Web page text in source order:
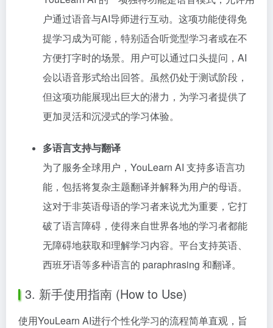
户通过语音与AI导师进行互动。这项功能使得免
提学习成为可能，特别适合听觉型学习者或在不
方便打字时的场景。用户可以通过口头提问，AI
会以语音形式给出回答。虽然仍处于测试阶段，
但这项功能展现出巨大的潜力，为学习者提供了
更加灵活和沉浸式的学习体验。
多语言支持与翻译
为了服务全球用户，YouLearn AI 支持多语言功
能，包括将复杂主题翻译并解释为用户的母语。
这对于非英语母语的学习者来说尤为重要，它打
破了语言障碍，使得来自世界各地的学习者都能
无障碍地获取和理解学习内容。平台支持英语、
西班牙语等多种语言的 paraphrasing 和翻译。
3. 新手使用指南 (How to Use)
使用YouLearn AI进行个性化学习的流程简单直观，旨